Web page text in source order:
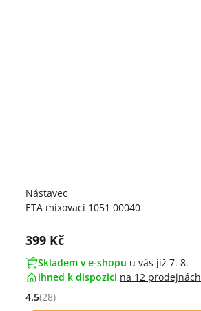
Nástavec
ETA mixovací 1051 00040
Cena s DPH:
399 Kč
Skladem v e-shopu u vás již 7. 8.
ihned k dispozici na 12 prodejnách
Hodnocení: 4.5 z 5 (28 recenzí)
4.5(28)